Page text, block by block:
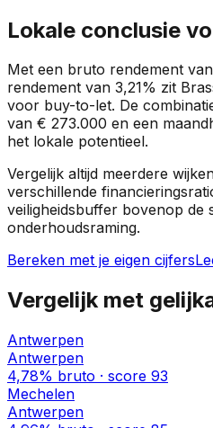
Lokale conclusie
Met een bruto rendement van
rendement van 3,21% zit
voor buy-to-let. De
van € 273.000 en een
het lokale potentieel.
Vergelijk altijd meerdere
verschillende
veiligheidsbuffer bovenop de
onderhoudsraming.
Bereken met je eigen cijfers
Vergelijk met
Antwerpen
Antwerpen
4,78% bruto · score 93
Mechelen
Antwerpen